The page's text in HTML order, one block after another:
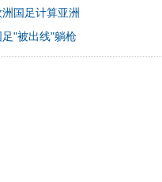
国足计算亚洲
"被出线"躺枪